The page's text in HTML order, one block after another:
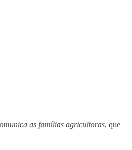
as famílias agricultoras, que